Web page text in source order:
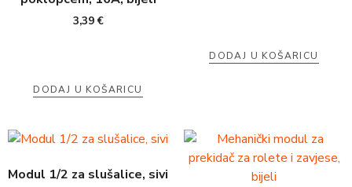
3,39€
DODAJ U KOŠARICU
DODAJ U KOŠARICU
Modul 1/2 za slušalice, sivi